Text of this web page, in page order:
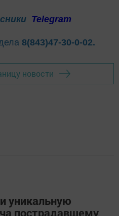
Telegram
8(843)47-30-0-02.
новости
уникальную
пострадавшему